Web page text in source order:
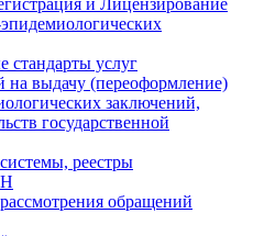
и Лицензирование
стандарты услуг
на выдачу (переоформление)
заключений,
государственной
реестры
обращений